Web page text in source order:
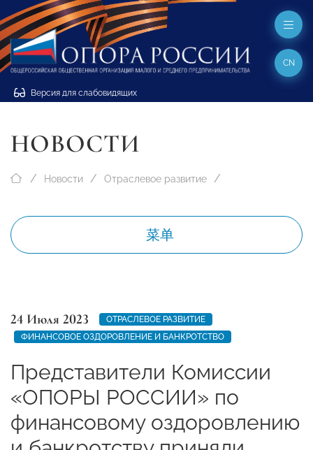
Версия для слабовидящих
CN
НОВОСТИ
Новости Отраслевое развитие
菜单
24 Июля 2023
ОТРАСЛЕВОЕ РАЗВИТИЕ
ФИНАНСОВОЕ ОЗДОРОВЛЕНИЕ И БАНКРОТСТВО
Представители Комиссии
«ОПОРЫ РОССИИ» по
финансовому оздоровлению